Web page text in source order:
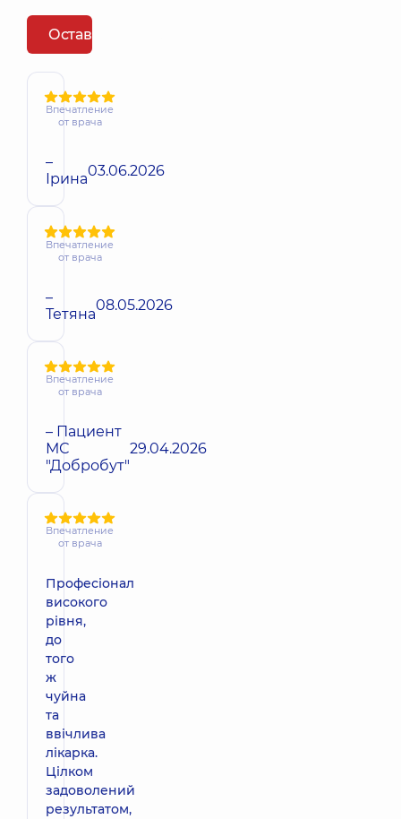
Оставить отзыв
Впечатление
от врача
–
Ірина03.06.2026
Впечатление
от врача
–
Тетяна08.05.2026
Впечатление
от врача
– Пациент
МС
"Добробут"
29.04.2026
Впечатление
от врача
Професіонал
високого
рівня,
до
того
ж
чуйна
та
ввічлива
лікарка.
Цілком
задоволений
результатом,